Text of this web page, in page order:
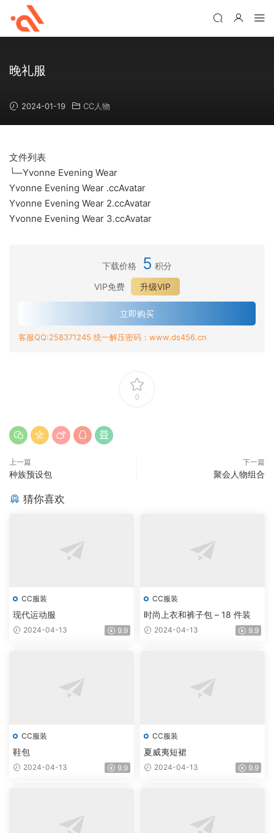
晚礼服
2024-01-19 CC人物
文件列表
└─Yvonne Evening Wear
Yvonne Evening Wear .ccAvatar
Yvonne Evening Wear 2.ccAvatar
Yvonne Evening Wear 3.ccAvatar
下载价格 5 积分
VIP免费
升级VIP
立即购买
客服QQ:258371245 统一解压密码：www.ds456.cn
0
上一篇
种族预设包
下一篇
聚会人物组合
猜你喜欢
CC服装
现代运动服
2024-04-13 9.9
CC服装
时尚上衣和裤子包 – 18 件装
2024-04-13 9.9
CC服装
鞋包
2024-04-13 9.9
CC服装
夏威夷短裙
2024-04-13 9.9